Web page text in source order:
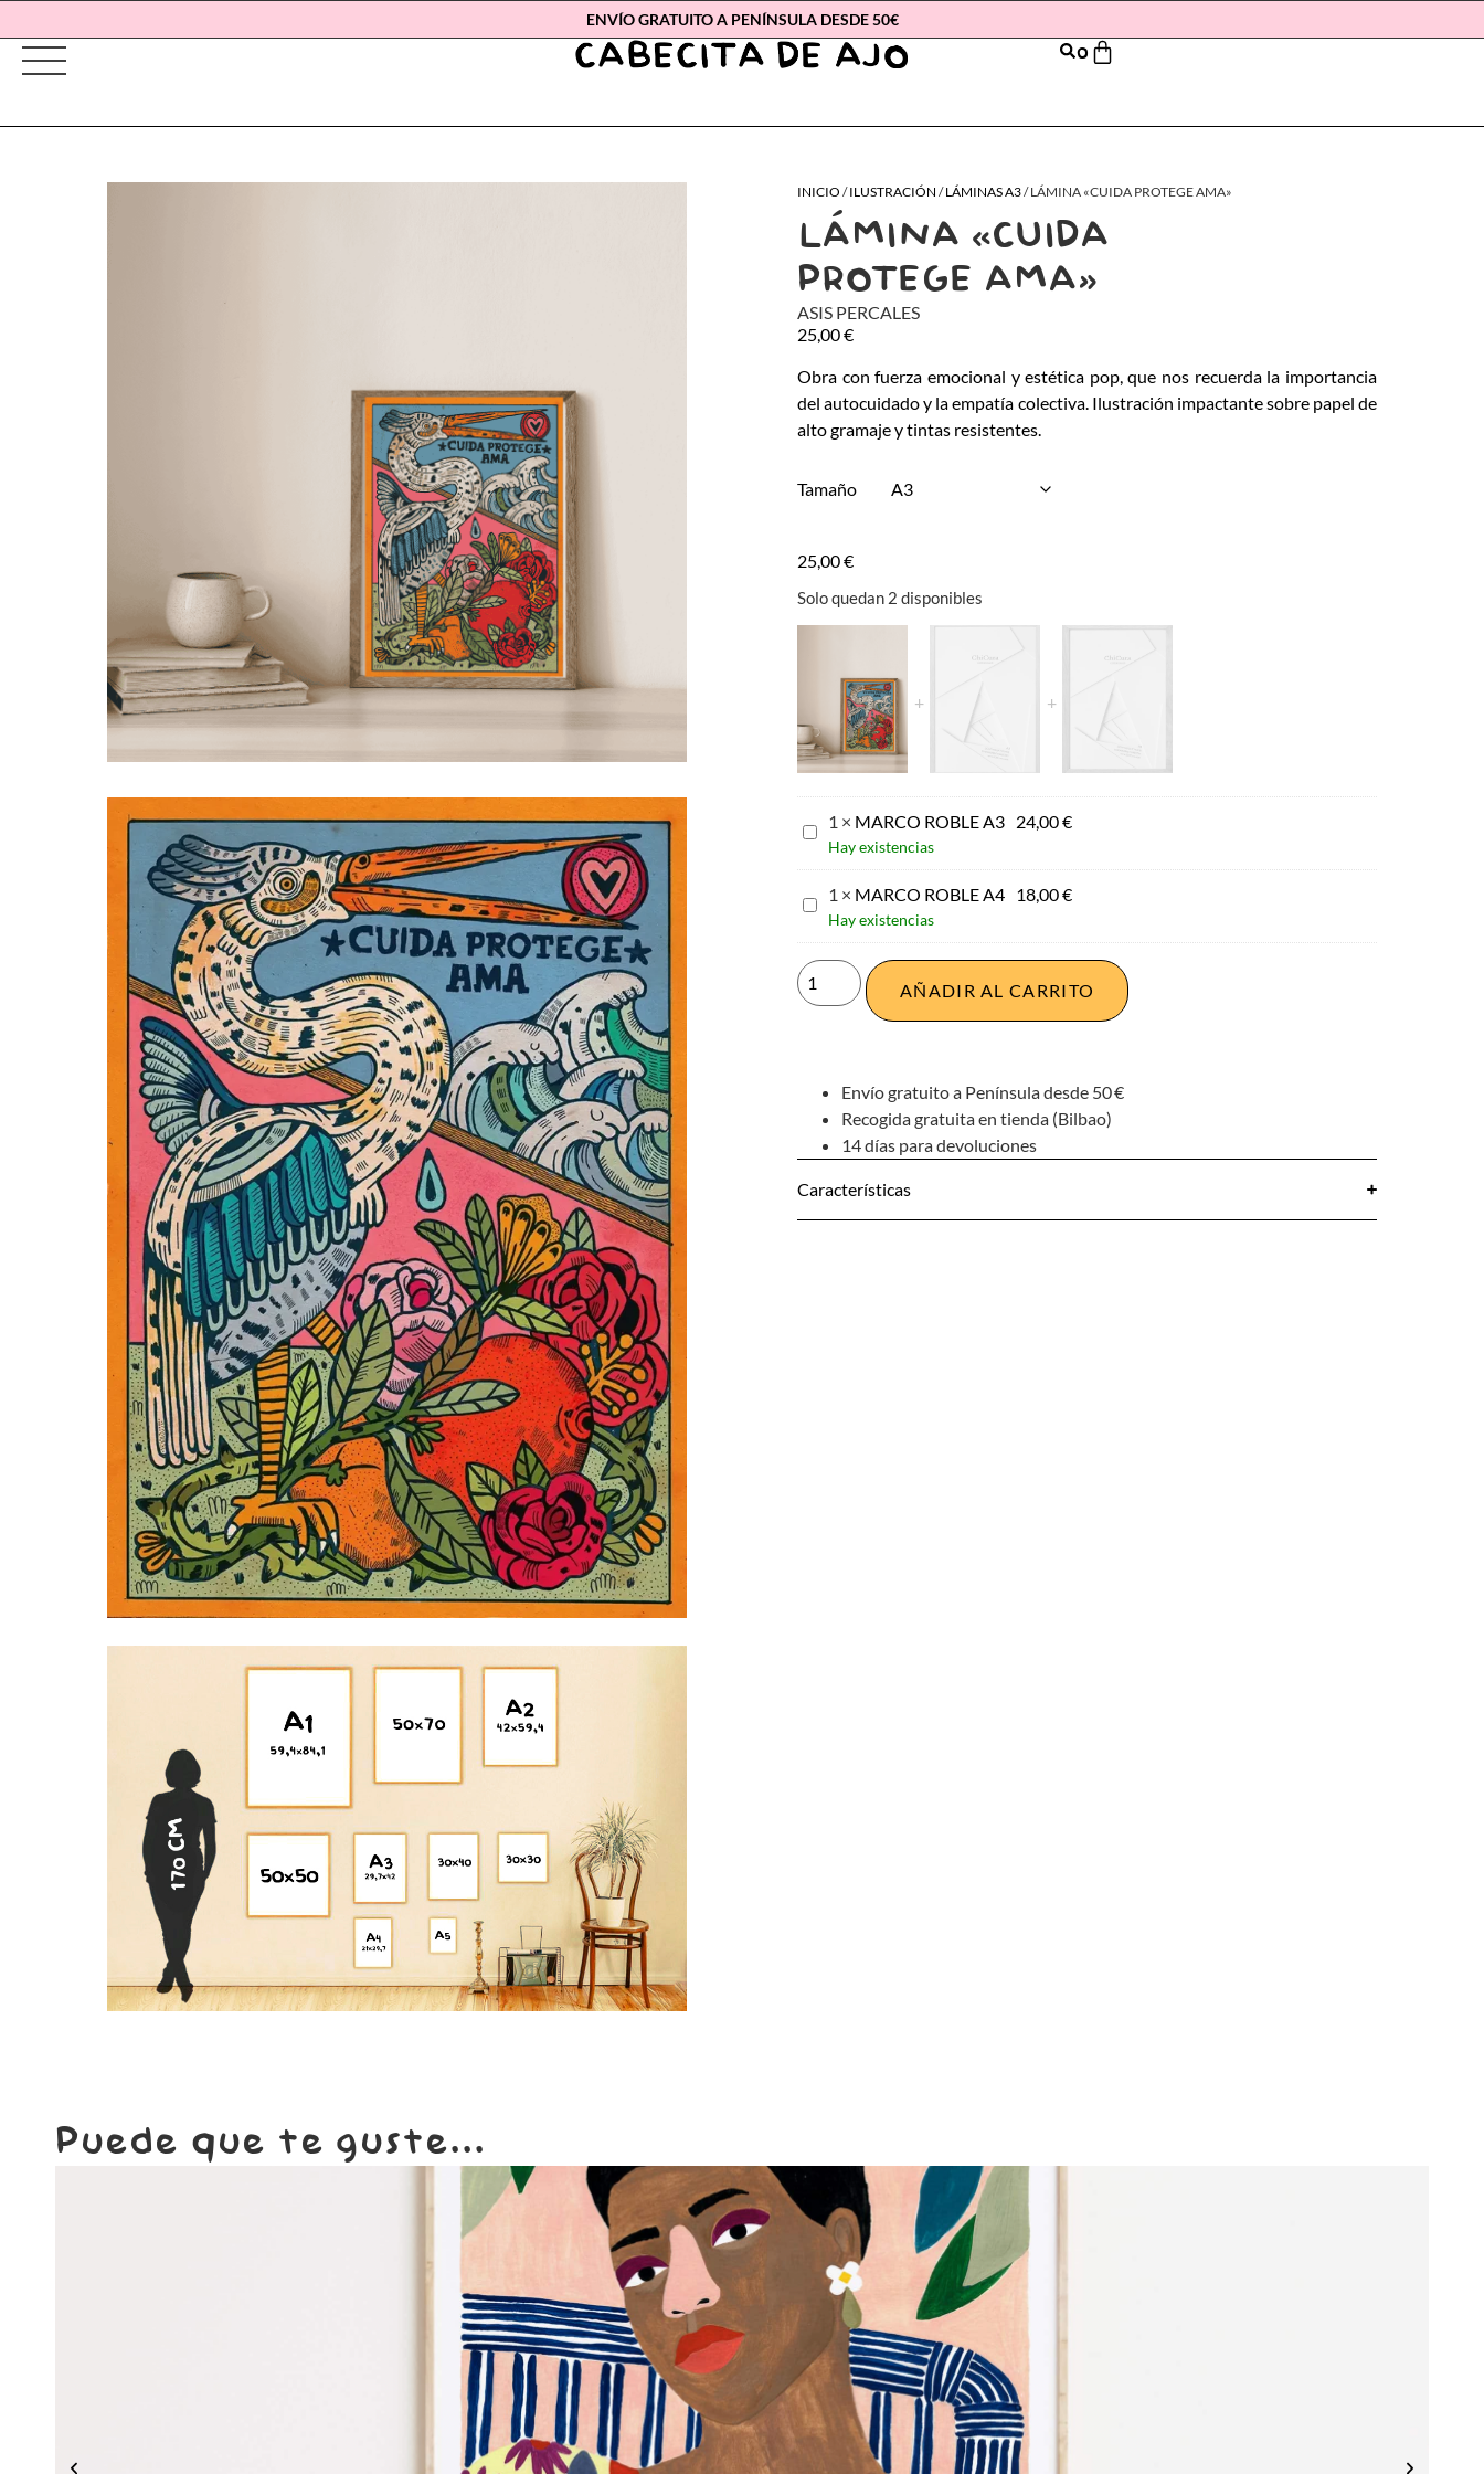
ENVÍO GRATUITO A PENÍNSULA DESDE 50€
0
INICIO /ILUSTRACIÓN /LÁMINAS A3/ LÁMINA «CUIDA PROTEGE AMA»
LÁMINA «CUIDA
PROTEGE AMA»
ASIS PERCALES
25,00€
Obra con fuerza emocional y estética pop, que nos recuerda la importancia
del autocuidado y la empatía colectiva. Ilustración impactante sobre papel de
alto gramaje y tintas resistentes.
Tamaño
25,00€
Solo quedan 2 disponibles
MARCO
ROBLE
A3
1 × MARCO ROBLE A3 24,00€
Hay existencias
MARCO
ROBLE
A4
1 × MARCO ROBLE A4 18,00€
Hay existencias
AÑADIR AL CARRITO
Envío gratuito a Península desde 50 €
Recogida gratuita en tienda (Bilbao)
14 días para devoluciones
Características
Puede que te guste...